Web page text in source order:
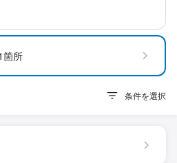
箇所
条件を選択